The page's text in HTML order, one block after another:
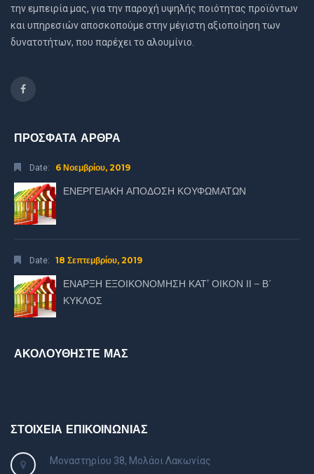
την εμπειρία μας, για την παροχή υψηλής ποιότητας προϊόντων
και υπηρεσιών αποσκοπούμε στην μέγιστη αξιοποίηση των
δυνατοτήτων, που παρέχει το αλουμίνιο.
ΠΡΟΣΦΑΤΑ ΑΡΘΡΑ
Date: 6 Νοεμβρίου, 2019
ΕΝΕΡΓΕΙΑΚΗ ΑΠΟΔΟΣΗ ΚΟΥΦΩΜΑΤΩΝ
Date: 18 Σεπτεμβρίου, 2019
ΕΝΑΡΞΗ ΕΞΟΙΚΟΝΟΜΗΣΗ ΚΑΤ’ ΟΙΚΟΝ ΙΙ – Β΄
ΚΥΚΛΟΣ
ΑΚΟΛΟΥΘΗΣΤΕ ΜΑΣ
ΣΤΟΙΧΕΙΑ ΕΠΙΚΟΙΝΩΝΙΑΣ
Μοναστηρίου 38, Μολάοι Λακωνίας